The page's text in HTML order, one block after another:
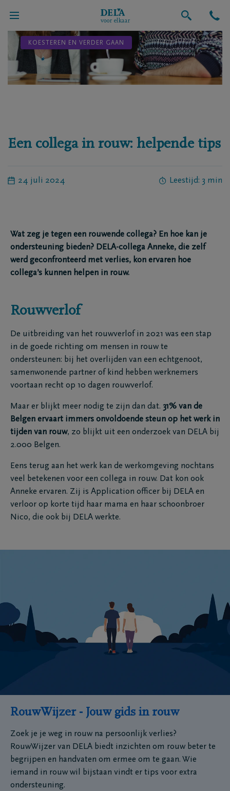
KOESTEREN EN VERDER GAAN
Een collega in rouw: helpende tips
24 juli 2024 Leestijd: 3 min
Wat zeg je tegen een rouwende collega? En hoe kan je
ondersteuning bieden? DELA-collega Anneke, die zelf
werd geconfronteerd met verlies, kon ervaren hoe
collega’s kunnen helpen in rouw.
Rouwverlof
De uitbreiding van het rouwverlof in 2021 was een stap
in de goede richting om mensen in rouw te
ondersteunen: bij het overlijden van een echtgenoot,
samenwonende partner of kind hebben werknemers
voortaan recht op 10 dagen rouwverlof.
Maar er blijkt meer nodig te zijn dan dat. 31% van de
Belgen ervaart immers onvoldoende steun op het werk in
tijden van rouw, zo blijkt uit een onderzoek van DELA bij
2.000 Belgen.
Eens terug aan het werk kan de werkomgeving nochtans
veel betekenen voor een collega in rouw. Dat kon ook
Anneke ervaren. Zij is Application officer bij DELA en
verloor op korte tijd haar mama en haar schoonbroer
Nico, die ook bij DELA werkte.
RouwWijzer - Jouw gids in rouw
Zoek je je weg in rouw na persoonlijk verlies?
RouwWijzer van DELA biedt inzichten om rouw beter te
begrijpen en handvaten om ermee om te gaan. Wie
iemand in rouw wil bijstaan vindt er tips voor extra
ondersteuning.